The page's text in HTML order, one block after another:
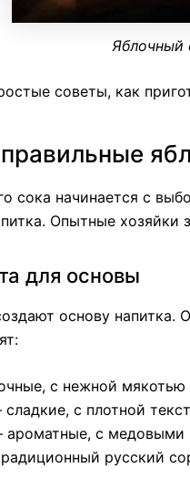
Яблочный
советы, как
сока начинается с
Опытные
для основы
основу напитка.
с нежной мякотью
с плотной
ароматные, с медовыми
русский